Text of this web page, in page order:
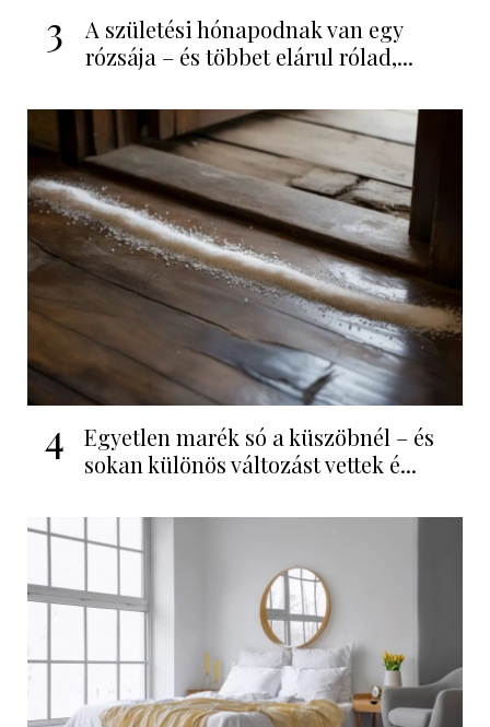
3
A születési hónapodnak van egy
rózsája – és többet elárul rólad,...
4
Egyetlen marék só a küszöbnél – és
sokan különös változást vettek é...